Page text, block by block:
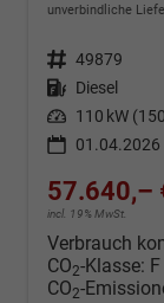
unverbindliche
Fahrzeugnr. 49879
Kraftstoff Diesel
Leistung 110 kW
01.04.2026
57.640,–
incl. 19% MwSt.
Verbrauch
CO2-Klasse: F
CO2-